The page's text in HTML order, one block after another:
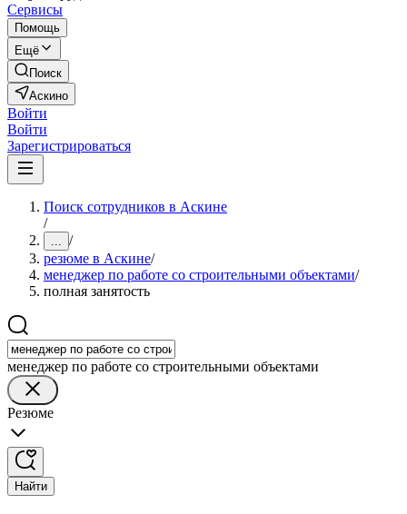
Сервисы
Помощь
Ещё
Поиск
Аскино
Войти
Войти
Зарегистрироваться
Поиск сотрудников в Аскине
/
... /
резюме в Аскине/
менеджер по работе со строительными объектами/
полная занятость
менеджер по работе со строительными объектами
Резюме
Найти